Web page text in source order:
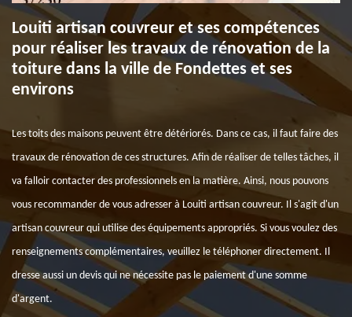
Louiti artisan couvreur et ses compétences
pour réaliser les travaux de rénovation de la
toiture dans la ville de Fondettes et ses
environs
Les toits des maisons peuvent être détériorés. Dans ce cas, il faut faire des
travaux de rénovation de ces structures. Afin de réaliser de telles tâches, il
va falloir contacter des professionnels en la matière. Ainsi, nous pouvons
vous recommander de vous adresser à Louiti artisan couvreur. Il s'agit d'un
artisan couvreur qui utilise des équipements appropriés. Si vous voulez des
renseignements complémentaires, veuillez le téléphoner directement. Il
dresse aussi un devis qui ne nécessite pas le paiement d'une somme
d'argent.